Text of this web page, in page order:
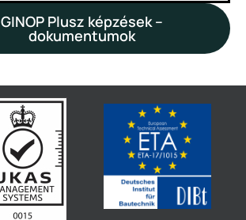
GINOP Plusz képzések –
dokumentumok